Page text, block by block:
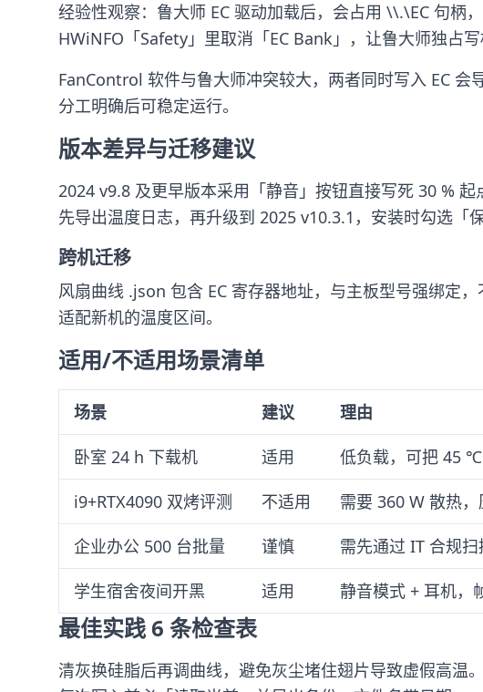
经验性观察：鲁大师 EC 驱动加载后，会占用 \\.\EC 句柄
HWiNFO「Safety」里取消「EC Bank」，让鲁大师独占
FanControl 软件与鲁大师冲突较大，两者同时写入 EC
分工明确后可稳定运行。
版本差异与迁移建议
2024 v9.8 及更早版本采用「静音」按钮直接写死 30 %
先导出温度日志，再升级到 2025 v10.3.1，安装时勾选「
跨机迁移
风扇曲线 .json 包含 EC 寄存器地址，与主板型号强绑定
适配新机的温度区间。
适用/不适用场景清单
场景 建议 理由
卧室 24 h 下载机 适用 低负载，可把 45
i9+RTX4090 双烤评测 不适用 需要 360 W 散热
企业办公 500 台批量 谨慎 需先通过 IT 合规
学生宿舍夜间开黑 适用 静音模式 + 耳机，
最佳实践 6 条检查表
清灰换硅脂后再调曲线，避免灰尘堵住翅片导致虚假高温。